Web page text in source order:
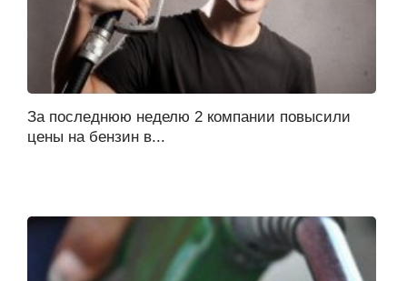
За последнюю неделю 2 компании повысили
цены на бензин в...